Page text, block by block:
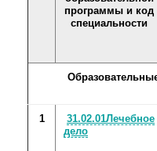
Образовательные
1
31.02.01Лечебное
дело
программы и код
специальности